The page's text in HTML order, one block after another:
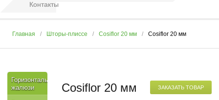
Контакты
Главная Шторы-плиссе Cosiflor 20 мм Cosiflor 20 мм
Горизонтальные
жалюзи
ЗАКАЗАТЬ ТОВАР
Cosiflor 20 мм